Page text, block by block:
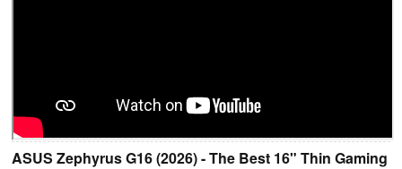
ASUS Zephyrus G16 (2026) - The Best 16" Thin Gaming